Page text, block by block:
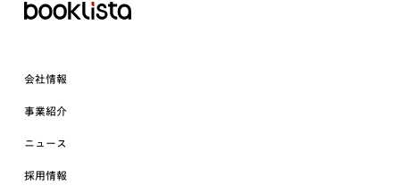
会社情報
事業紹介
ニュース
採用情報